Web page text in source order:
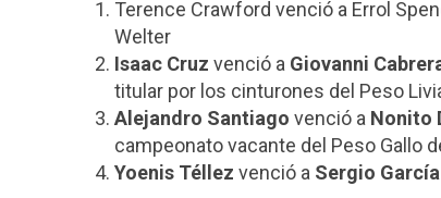
Terence Crawford venció a Errol
Welter
Isaac Cruz venció a Giovanni
titular por los cinturones del Peso
Alejandro Santiago venció a Nonito
campeonato vacante del Peso Gallo
Yoenis Téllez venció a Sergio García